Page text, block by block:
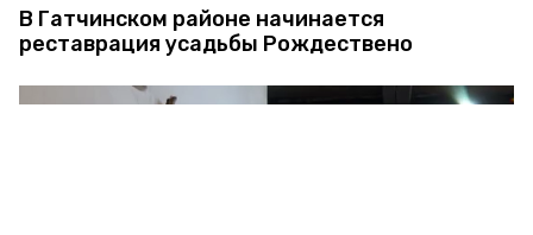
В Гатчинском районе начинается
реставрация усадьбы Рождествено